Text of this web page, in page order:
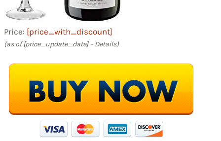
Price: [price_with_discount]
(as of [price_update_date] – Details)